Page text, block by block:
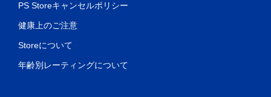
PS Storeキャンセルポリシー
健康上のご注意
Storeについて
年齢別レーティングについて